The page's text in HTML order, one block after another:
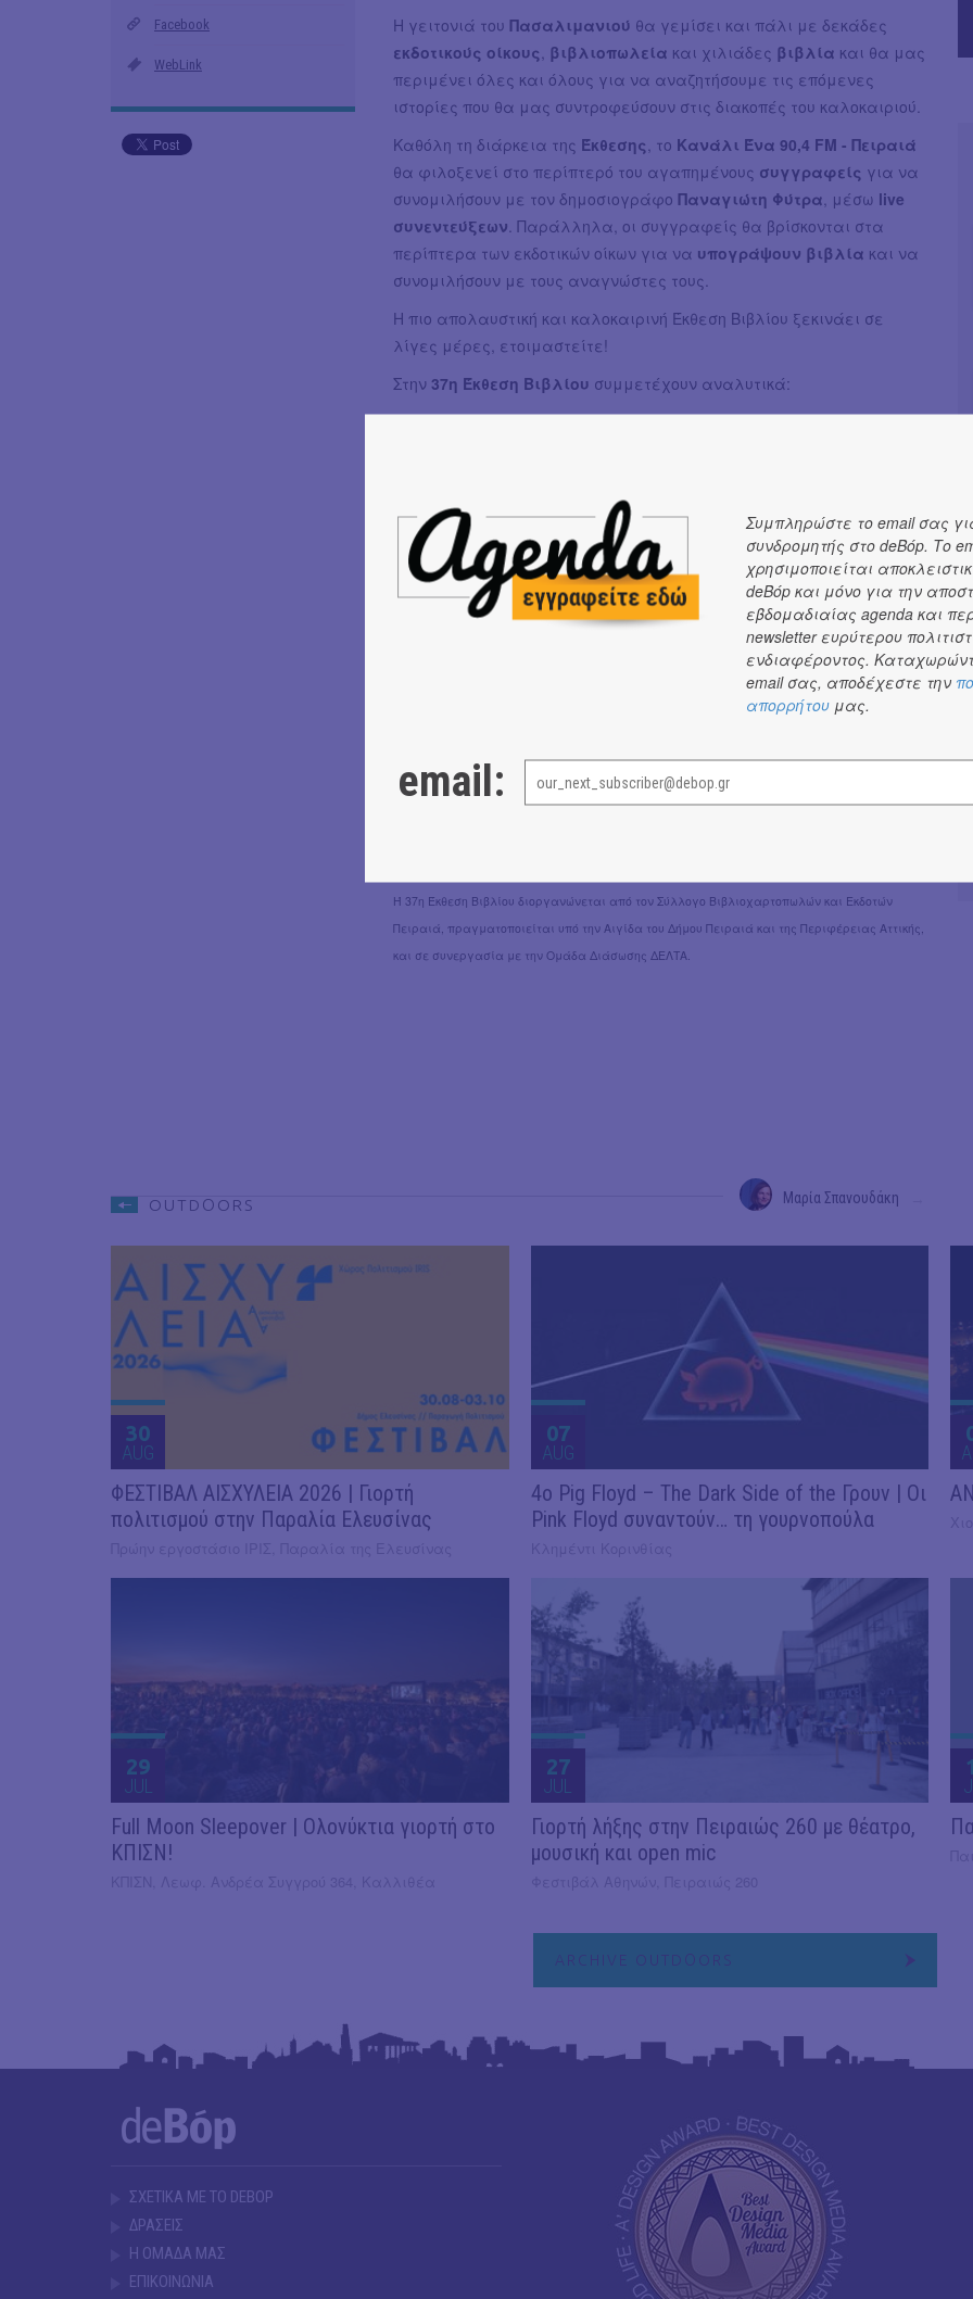
Facebook
WebLink
Η γειτονιά του Πασαλιμανιού θα γεμίσει και πάλι με δεκάδες
εκδοτικούς οίκους βιβλιοπωλεία και χιλιάδες βιβλία και θα μας
περιμένει όλες και όλους για να αναζητήσουμε τις επόμενες
ιστορίες που θα μας συντροφεύσουν στις διακοπές του καλοκαιριού.
Καθόλη τη διάρκεια της Έκθεσης , το Κανάλι Ένα 90,4 FM - Πειραιά
θα φιλοξενεί στο περίπτερό του αγαπημένους συγγραφείς για να
συνομιλήσουν με τον δημοσιογράφο Παναγιώτη Φύτρα , μέσω live
συνεντεύξεων . Παράλληλα, οι συγγραφείς θα βρίσκονται στα
περίπτερα των εκδοτικών οίκων για να υπογράψουν βιβλία και να
συνομιλήσουν με τους αναγνώστες τους.
Η πιο απολαυστική και καλοκαιρινή Έκθεση Βιβλίου ξεκινάει σε
λίγες μέρες, ετοιμαστείτε!
Στην 37η Έκθεση Βιβλίου συμμετέχουν αναλυτικά:
Εκδόσεις: 24 Γράμματα, Άγκυρα, Άγρα, Άμμος, Δαίδαλος,
Κασταλία, Καστανιώτης, Καρακώτσογλου - Νέες Κλασικές
Εκδόσεις, Κέδρος, Κλειδάριθμος, Κόκκινη Κλωστή Δεμένη, Μαμούθ
Κόμικς, Μεταίχμιο, Μικρή Σελήνη, Μικρός Ήρως, Μίνωας, Εκδόσεις,
Οξύ - Φουρφούρι, Παπαδόπουλος, Πατάκης, Πεδίο - Ελληνικά
Γράμματα, Πόλις, Σαββάλας, Σύγχρονη Εποχή, Σωτήρ, Τόπος -
Μοτίβο, Τραυλός, Χάρτινη Πόλη, Χαρλένικ - Bell, Χατζηλάκος,
Φλώρος, ΧΜΙΕ, Ψυχογιός, Anima Εκδοτική, Anubis, Brainfood, i-write -
Πηγή, Key Books, Printa - Ροές, Susaeta, Sweet Serendipities.
Λοκομοτίβα (Vintage Trip), Μαϊχόσογλου - Φερούσης, Τόσκας Σπύρος
(Essential Aroma), Ντεϊμεντέ Κατερίνα (Το Άλφα), Ποθητός, Μαριόλης
Παναγιώτης (Matura), Anelixi (3d puzzles and more), Πουλημένου Μαρία
Ή 37η Έκθεση Βιβλίου διοργανώνεται από τον Σύλλογο Βιβλιοχαρτοπωλών και Εκδοτών
Πειραιά, πραγματοποιείται υπό την Αιγίδα του Δήμου Πειραιά και της Περιφέρειας Αττικής,
και σε συνεργασία με την Ομάδα Διάσωσης ΔΕΛΤΑ.
Μαρία Σπανουδάκη
OUTDΟORS
30
AUG
ΦΕΣΤΙΒΑΛ ΑΙΣΧΥΛΕΙΑ 2026 | Γιορτή
πολιτισμού στην Παραλία Ελευσίνας
07
AUG
4ο Pig Floyd – The Dark Side of the Γρουν | Οι
Pink Floyd συναντούν… τη γουρνοπούλα
29
JUL
Full Moon Sleepover | Ολονύκτια γιορτή στο
ΚΠΙΣΝ!
27
JUL
Γιορτή λήξης στην Πειραιώς 260 με θέατρο,
μουσική και open mic
ARCHIVE OUTDΟORS
ΣΧΕΤΙΚΑ ΜΕ ΤΟ DEBOP
ΔΡΑΣΕΙΣ
Η ΟΜΑΔΑ ΜΑΣ
ΕΠΙΚΟΙΝΩΝΙΑ
Συμπληρώστε το email σας
συνδρομητής στο deBόp. Το
χρησιμοποιείται
deBόp και μόνο για την
εβδομαδιαίας agenda και
newsletter ευρύτερου
ενδιαφέροντος.
email σας, αποδέχεστε την
απορρήτου μας.
email: